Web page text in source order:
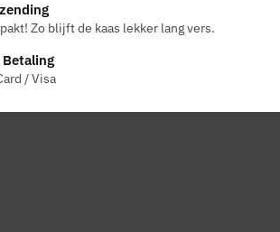
gekozen
productpagina
Zo blijft de kaas lekker lang vers.
Betaling
/ Visa